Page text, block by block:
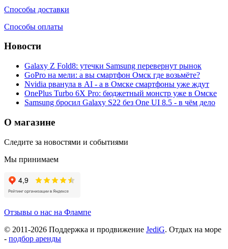
Способы доставки
Способы оплаты
Новости
Galaxy Z Fold8: утечки Samsung перевернут рынок
GoPro на мели: а вы смартфон Омск где возьмёте?
Nvidia рванула в AI - а в Омске смартфоны уже ждут
OnePlus Turbo 6X Pro: бюджетный монстр уже в Омске
Samsung бросил Galaxy S22 без One UI 8.5 - в чём дело
О магазине
Следите за новостями и событиями
Мы принимаем
Отзывы о нас на Флампе
© 2011-2026 Поддержка и продвижение JediG. Отдых на море
- подбор аренды